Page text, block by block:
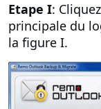
Etape I:
principale du
la figure I.